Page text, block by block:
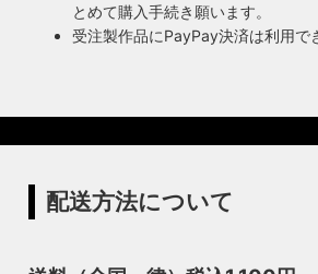
とめて購入手続き願います。
受注製作品にPayPay決済は利用で
配送方法について